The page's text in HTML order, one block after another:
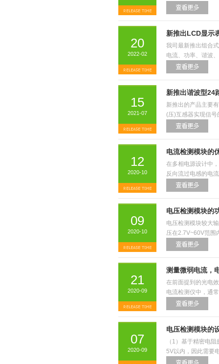
20
2022-02
新推出LCD显示
我司最新推出组合
电流、功率、谐波
15
2021-07
新推出谐波型24
新推出的产品主要
(压)互感器实现信
12
2020-10
电流检测模块的
在多相电源设计中
反向流过电感的电
09
2020-10
电压检测模块的
电压检测模块较大
压在2.7V~60V范围
21
2020-09
测量微弱电流，
在前面提到的光电
电流检测仪中，通
07
2020-09
电压检测模块的
（1）基于精密电
5V以内，因此需要